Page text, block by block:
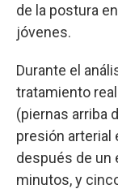
de la postura
jóvenes.
Durante el
tratamiento
(piernas arriba
presión arterial
después de un
minutos, y